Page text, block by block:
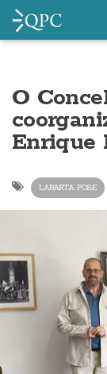
O
Enrique
LABARTA POSE